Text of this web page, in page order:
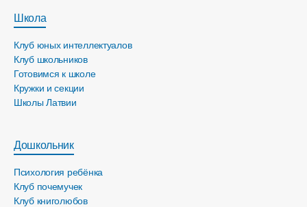
Школа
Клуб юных интеллектуалов
Клуб школьников
Готовимся к школе
Кружки и секции
Школы Латвии
Дошкольник
Психология ребёнка
Клуб почемучек
Клуб книголюбов